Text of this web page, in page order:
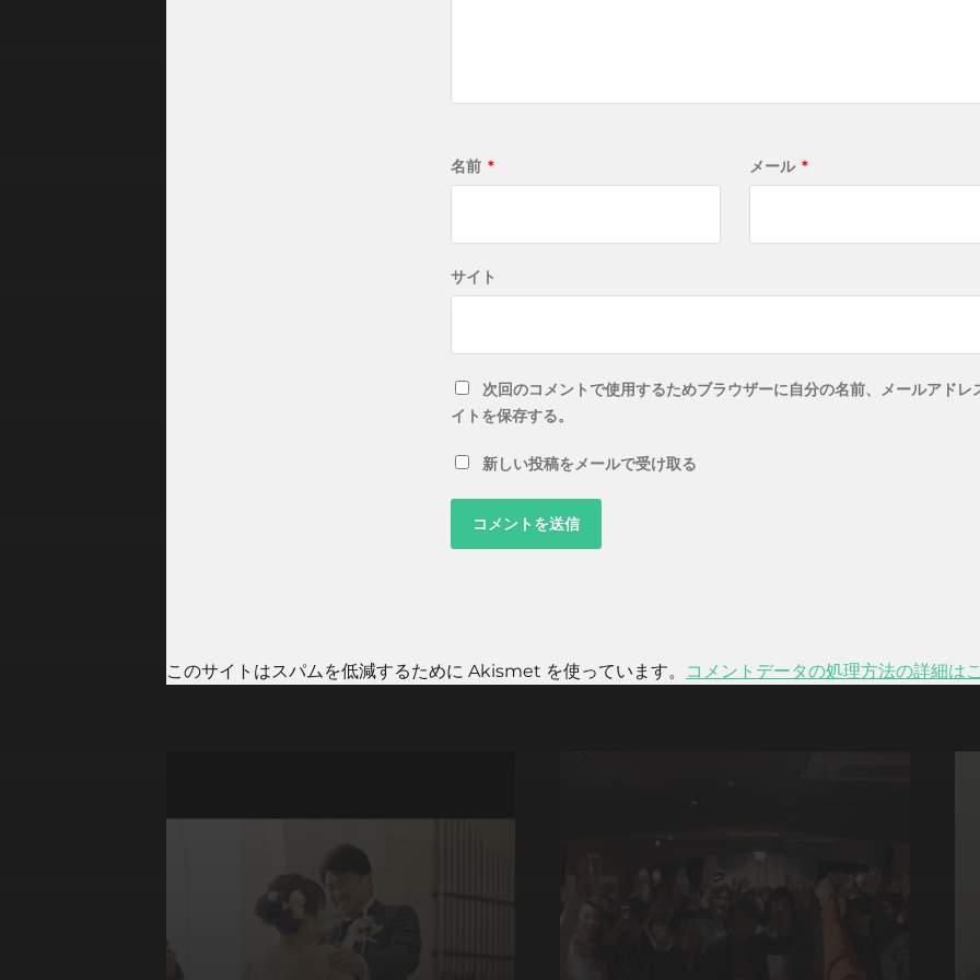
名前 * メール *
サイト
次回のコメントで使用するためブラウザーに自分の名前、メールアドレ
イトを保存する。
新しい投稿をメールで受け取る
このサイトはスパムを低減するために Akismet を使っています。 コメントデータの処理方法の詳細は